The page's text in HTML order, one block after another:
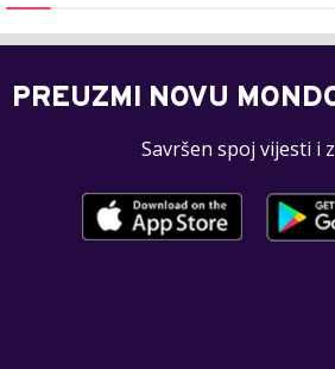
PREUZMI NOVU
Savršen spoj vijesti i